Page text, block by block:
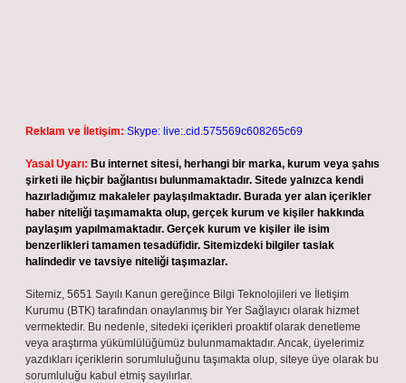
Reklam ve İletişim: Skype: live:.cid.575569c608265c69
Yasal Uyarı: Bu internet sitesi, herhangi bir marka, kurum veya şahıs
şirketi ile hiçbir bağlantısı bulunmamaktadır. Sitede yalnızca kendi
hazırladığımız makaleler paylaşılmaktadır. Burada yer alan içerikler
haber niteliği taşımamakta olup, gerçek kurum ve kişiler hakkında
paylaşım yapılmamaktadır. Gerçek kurum ve kişiler ile isim
benzerlikleri tamamen tesadüfidir. Sitemizdeki bilgiler taslak
halindedir ve tavsiye niteliği taşımazlar.
Sitemiz, 5651 Sayılı Kanun gereğince Bilgi Teknolojileri ve İletişim
Kurumu (BTK) tarafından onaylanmış bir Yer Sağlayıcı olarak hizmet
vermektedir. Bu nedenle, sitedeki içerikleri proaktif olarak denetleme
veya araştırma yükümlülüğümüz bulunmamaktadır. Ancak, üyelerimiz
yazdıkları içeriklerin sorumluluğunu taşımakta olup, siteye üye olarak bu
sorumluluğu kabul etmiş sayılırlar.